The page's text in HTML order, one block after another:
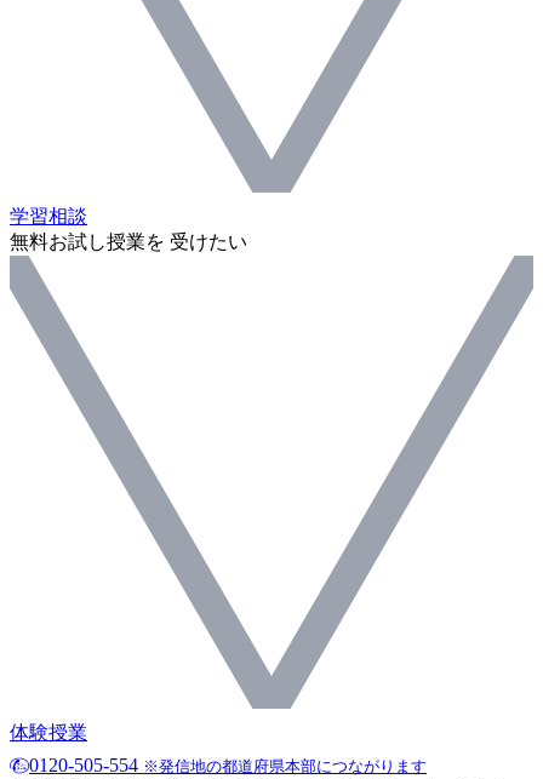
学習相談
無料お試し授業を 受けたい
体験授業
0120-505-554 ※発信地の都道府県本部につながります